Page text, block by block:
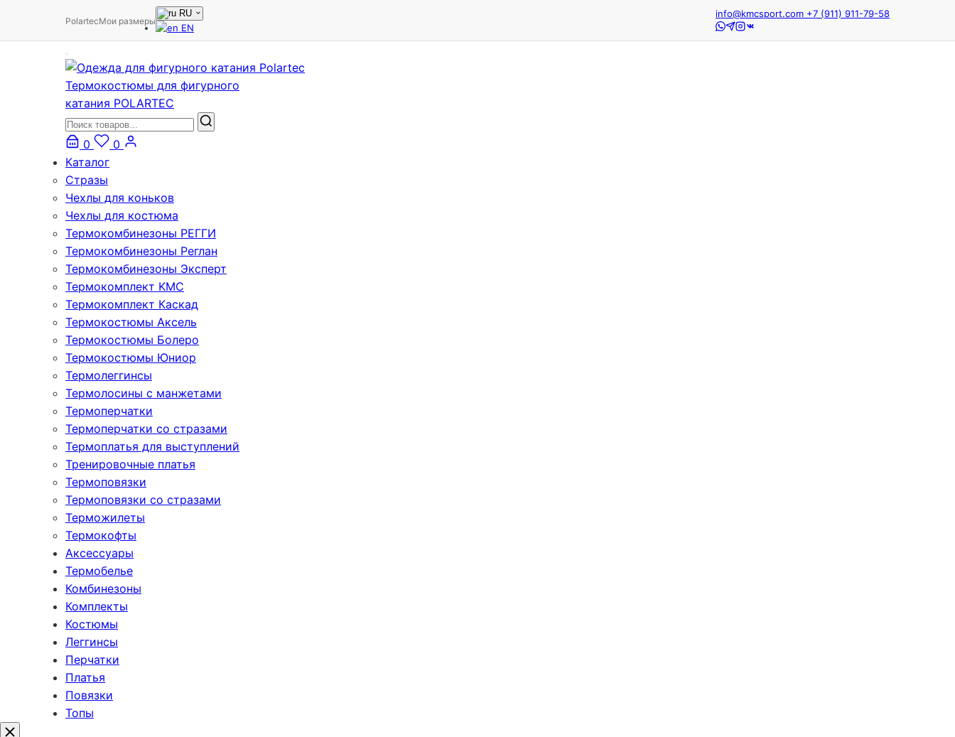
PolartecМои размеры
RU
EN
info@kmcsport.com +7 (911) 911-79-58
Термокостюмы для фигурного
катания POLARTEC
0
0
Каталог
Стразы
Чехлы для коньков
Чехлы для костюма
Термокомбинезоны РЕГГИ
Термокомбинезоны Реглан
Термокомбинезоны Эксперт
Термокомплект KMC
Термокомплект Каскад
Термокостюмы Аксель
Термокостюмы Болеро
Термокостюмы Юниор
Термолеггинсы
Термолосины с манжетами
Термоперчатки
Термоперчатки со стразами
Термоплатья для выступлений
Тренировочные платья
Термоповязки
Термоповязки со стразами
Терможилеты
Термокофты
Аксессуары
Термобелье
Комбинезоны
Комплекты
Костюмы
Леггинсы
Перчатки
Платья
Повязки
Топы